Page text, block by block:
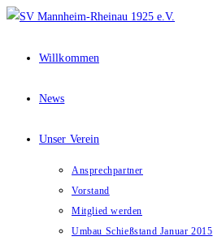
Zum
springenWillkommen
News
Unser Verein
Ansprechpartner
Vorstand
Mitglied werden
Umbau Schießstand Januar 2015